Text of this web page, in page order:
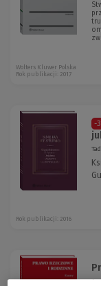
Wolters Kluwer Polska
Rok publikacji: 2017
-
Rok publikacji: 2016